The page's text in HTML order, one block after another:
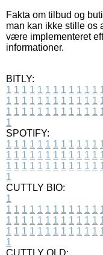
Fakta om tilbud og
man kan ikke stille os
være implementeret
informationer.
BITLY:
1 1 1 1 1 1 1 1 1 1 1 1
1 1 1 1 1 1 1 1 1 1 1 1
1 1 1 1 1 1 1 1 1 1 1 1
1
SPOTIFY:
1 1 1 1 1 1 1 1 1 1 1 1
1 1 1 1 1 1 1 1 1 1 1 1
1 1 1 1 1 1 1 1 1 1 1 1
1
CUTTLY BIO:
1
1 1 1 1 1 1 1 1 1 1 1 1
1 1 1 1 1 1 1 1 1 1 1 1
1 1 1 1 1 1 1 1 1 1 1 1
1
CUTTLY OLD: